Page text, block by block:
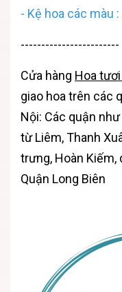
- Kệ hoa các màu :
------------------------
Cửa hàng Hoa
giao hoa trên các
Nội: Các quận
từ Liêm, Thanh
trưng, Hoàn Kiếm,
Quận Long Biên